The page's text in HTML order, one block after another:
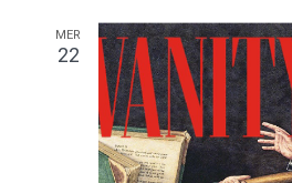
MER
22